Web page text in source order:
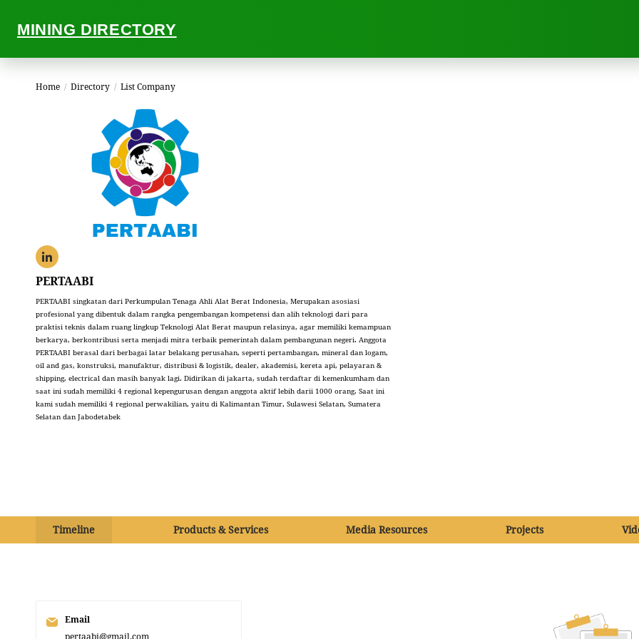
MINING DIRECTORY
Home / Directory / List Company
PERTAABI
PERTAABI singkatan dari Perkumpulan Tenaga Ahli Alat Berat Indonesia, Merupakan asosiasi
profesional yang dibentuk dalam rangka pengembangan kompetensi dan alih teknologi dari para
praktisi teknis dalam ruang lingkup Teknologi Alat Berat maupun relasinya, agar memiliki kemampuan
berkarya, berkontribusi serta menjadi mitra terbaik pemerintah dalam pembangunan negeri. Anggota
PERTAABI berasal dari berbagai latar belakang perusahan, seperti pertambangan, mineral dan logam,
oil and gas, konstruksi, manufaktur, distribusi & logistik, dealer, akademisi, kereta api, pelayaran &
shipping, electrical dan masih banyak lagi. Didirikan di jakarta, sudah terdaftar di kemenkumham dan
saat ini sudah memiliki 4 regional kepengurusan dengan anggota aktif lebih darii 1000 orang. Saat ini
kami sudah memiliki 4 regional perwakilian, yaitu di Kalimantan Timur, Sulawesi Selatan, Sumatera
Selatan dan Jabodetabek
Timeline Products & Services Media Resources Projects
Email
pertaabi@gmail.com